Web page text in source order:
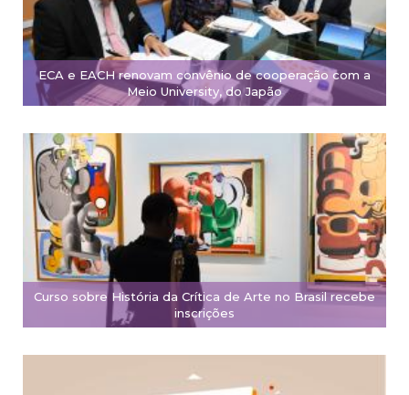
ECA e EACH renovam convênio de cooperação com a
Meio University, do Japão
Curso sobre História da Crítica de Arte no Brasil recebe
inscrições